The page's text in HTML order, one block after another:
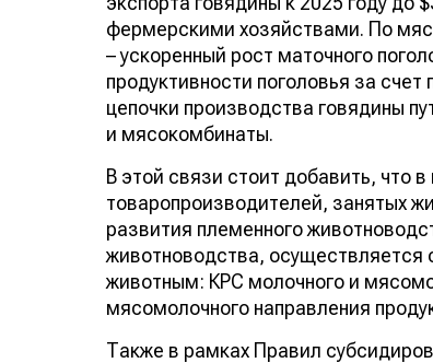
фермерскими хозяйствами. По
– ускоренный рост маточного
продуктивности поголовья за
цепочки производства говядины
и мясокомбинаты.
В этой связи стоит добавить, что
товаропроизводителей, занятых
развития племенного
животноводства,
животным: КРС молочного и
мясомолочного направления
Также в рамках Правил